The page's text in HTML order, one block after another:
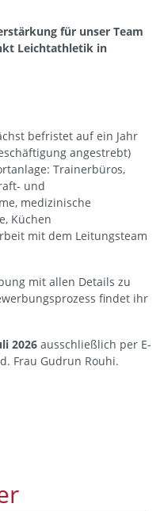
für unser Team
Leichtathletik in
befristet auf ein Jahr
angestrebt)
Trainerbüros,
und
medizinische
Küchen
mit dem Leitungsteam
mit allen Details zu
findet ihr
2026 ausschließlich per E-
Frau Gudrun Rouhi.